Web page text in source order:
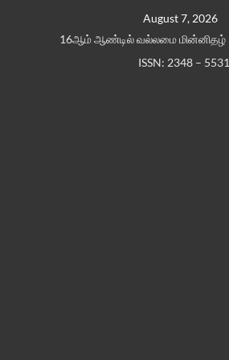
August 7, 2026
16ஆம் ஆண்டில் வல்லமை மின்னிதழ்
ISSN: 2348 – 5531